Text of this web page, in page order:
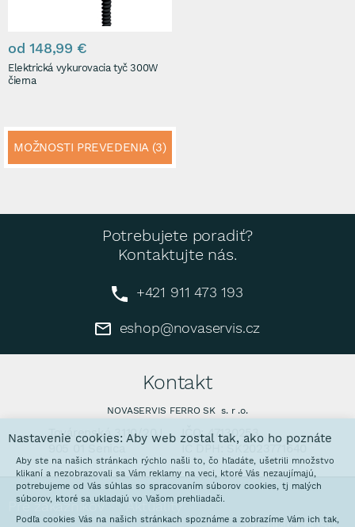
od 148,99 €
Elektrická vykurovacia tyč 300W
čierna
MOŽNOSTI PREVEDENIA (3)
Potrebujete poradiť?
Kontaktujte nás.
+421 911 473 193
eshop@novaservis.cz
Kontakt
NOVASERVIS FERRO SK s. r .o.
Továrenská 3110/20J
IČO: 47130253
IČ DPH: SK2023771640
Pre zákazníkov
Aktuality
O spoločnosti
Nastavenie cookies: Aby web zostal tak, ako ho poznáte
Aby ste na našich stránkach rýchlo našli to, čo hľadáte, ušetrili množstvo
klikaní a nezobrazovali sa Vám reklamy na veci, ktoré Vás nezaujímajú,
potrebujeme od Vás súhlas so spracovaním súborov cookies, tj malých
súborov, ktoré sa ukladajú vo Vašom prehliadači.
Podľa cookies Vás na našich stránkach spoznáme a zobrazíme Vám ich tak,